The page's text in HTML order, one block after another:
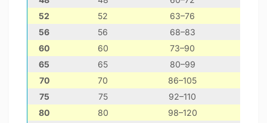
52
52 63–76
56
56
68–83
60
60
73–90
65
65 80–99
70
70 86–105
75
75
92–110
80
80 98–120